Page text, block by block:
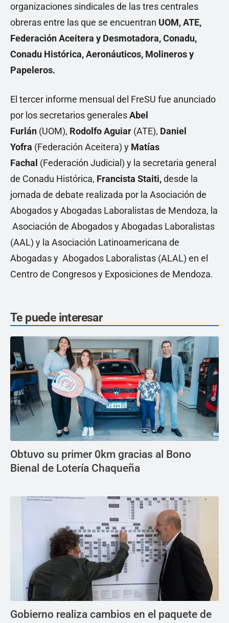
organizaciones sindicales de las tres centrales
obreras entre las que se encuentran UOM, ATE,
Federación Aceitera y Desmotadora, Conadu,
Conadu Histórica, Aeronáuticos, Molineros y
Papeleros.
El tercer informe mensual del FreSU fue anunciado
por los secretarios generalesAbel
Furlán (UOM), Rodolfo Aguiar (ATE), Daniel
Yofra (Federación Aceitera) y Matías
Fachal (Federación Judicial) y la secretaria general
de Conadu Histórica, Francista Staiti,desde la
jornada de debate realizada por la Asociación de
Abogados y Abogadas Laboralistas de Mendoza, la
Asociación de Abogados y Abogadas Laboralistas
(AAL) y la Asociación Latinoamericana de
Abogadas y Abogados Laboralistas (ALAL) en el
Centro de Congresos y Exposiciones de Mendoza.
Te puede interesar
Obtuvo su primer 0km gracias al Bono
Bienal de Lotería Chaqueña
Gobierno realiza cambios en el paquete de